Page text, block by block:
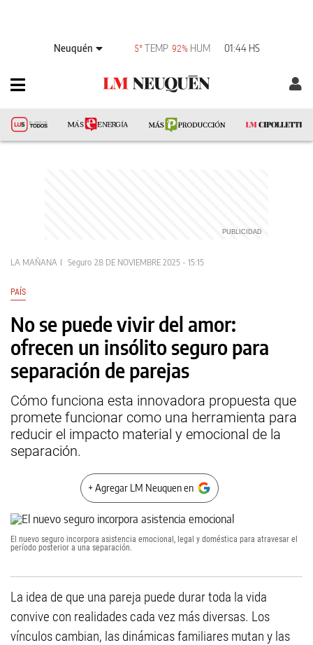
Neuquén 5° TEMP 92% HUM 01:44 HS
LA MAÑANA Seguro 28 DE NOVIEMBRE 2025 - 15:15
PAÍS
No se puede vivir del amor:
ofrecen un insólito seguro para
separación de parejas
Cómo funciona esta innovadora propuesta que
promete funcionar como una herramienta para
reducir el impacto material y emocional de la
separación.
+ Agregar LM Neuquen en
El nuevo seguro incorpora asistencia emocional, legal y doméstica para atravesar el
período posterior a una separación.
La idea de que una pareja puede durar toda la vida
convive con realidades cada vez más diversas. Los
vínculos cambian, las dinámicas familiares mutan y las